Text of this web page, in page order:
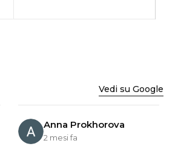
Vedi su Google
Anna Prokhorova
2 mesi fa